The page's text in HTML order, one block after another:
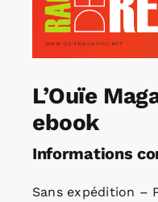
L’Ouïe
ebook
Informations
Sans expédition –